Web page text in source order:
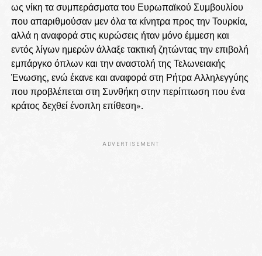
ως νίκη τα συμπεράσματα του Ευρωπαϊκού Συμβουλίου
που απαριθμούσαν μεν όλα τα κίνητρα προς την Τουρκία,
αλλά η αναφορά στις κυρώσεις ήταν μόνο έμμεση και
εντός λίγων ημερών άλλαξε τακτική ζητώντας την επιβολή
εμπάργκο όπλων και την αναστολή της Τελωνειακής
Ένωσης, ενώ έκανε και αναφορά στη Ρήτρα Αλληλεγγύης
που προβλέπεται στη Συνθήκη στην περίπτωση που ένα
κράτος δεχθεί ένοπλη επίθεση».
ADVERTISEMENT